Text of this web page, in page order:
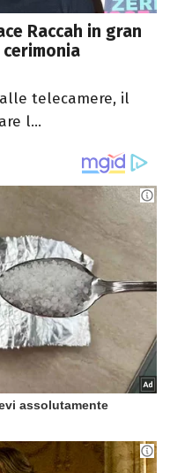
Raccah in gran
telecamere, il
l...